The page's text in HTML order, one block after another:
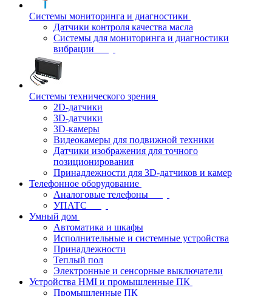
Системы мониторинга и диагностики
Датчики контроля качества масла
Системы для мониторинга и диагностики
вибрации
Системы технического зрения
2D-датчики
3D-датчики
3D-камеры
Видеокамеры для подвижной техники
Датчики изображения для точного
позиционирования
Принадлежности для 3D-датчиков и камер
Телефонное оборудование
Аналоговые телефоны
УПАТС
Умный дом
Автоматика и шкафы
Исполнительные и системные устройства
Принадлежности
Теплый пол
Электронные и сенсорные выключатели
Устройства HMI и промышленные ПК
Промышленные ПК